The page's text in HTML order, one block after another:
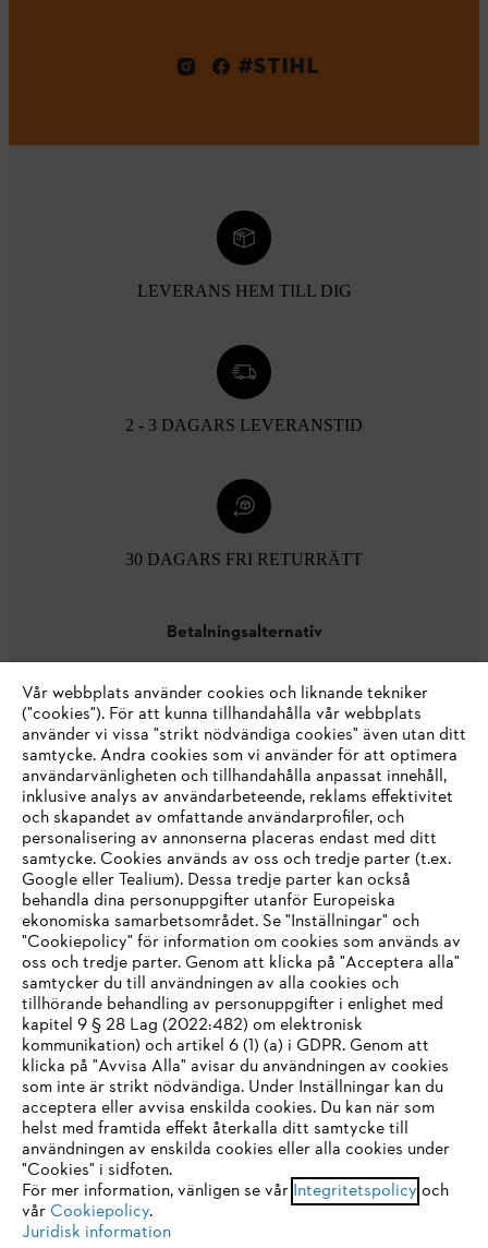
#STIHL
LEVERANS HEM TILL DIG
2 - 3 DAGARS LEVERANSTID
30 DAGARS FRI RETURRÄTT
Betalningsalternativ
Företaget
STIHL FAQ
Service
Allmänna villkor och bestämmelser
Integritetspolicy
Juridisk information
IHR BROWSER WIRD NICHT
UNTERSTÜTZT
Sie nutzen einen Browser, den wir noch nicht unterstützen. Für
eine optimale Nutzung unserer Seite empfehlen wir Ihnen, zu
einem der folgenden Browser zu wechseln:
Vår webbplats använder cookies och liknande tekniker
("cookies"). För att kunna tillhandahålla vår webbplats
använder vi vissa "strikt nödvändiga cookies" även utan ditt
samtycke. Andra cookies som vi använder för att optimera
användarvänligheten och tillhandahålla anpassat innehåll,
inklusive analys av användarbeteende, reklams effektivitet
och skapandet av omfattande användarprofiler, och
personalisering av annonserna placeras endast med ditt
samtycke. Cookies används av oss och tredje parter (t.ex.
Google eller Tealium). Dessa tredje parter kan också
behandla dina personuppgifter utanför Europeiska
ekonomiska samarbetsområdet. Se "Inställningar" och
"Cookiepolicy" för information om cookies som används av
oss och tredje parter. Genom att klicka på "Acceptera alla"
samtycker du till användningen av alla cookies och
tillhörande behandling av personuppgifter i enlighet med
kapitel 9 § 28 Lag (2022:482) om elektronisk
kommunikation) och artikel 6 (1) (a) i GDPR. Genom att
klicka på "Avvisa Alla" avisar du användningen av cookies
som inte är strikt nödvändiga. Under Inställningar kan du
acceptera eller avvisa enskilda cookies. Du kan när som
helst med framtida effekt återkalla ditt samtycke till
användningen av enskilda cookies eller alla cookies under
"Cookies" i sidfoten.
För mer information, vänligen se vår Integritetspolicy och
vår Cookiepolicy.
Juridisk information